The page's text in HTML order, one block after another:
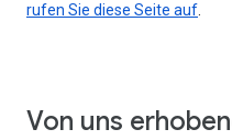
rufen Sie diese Seite auf.
Von uns